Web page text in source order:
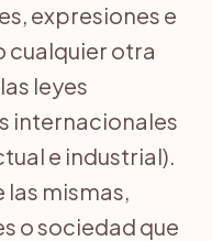
expresiones e
cualquier otra
leyes
internacionales
e industrial).
mismas,
o sociedad que